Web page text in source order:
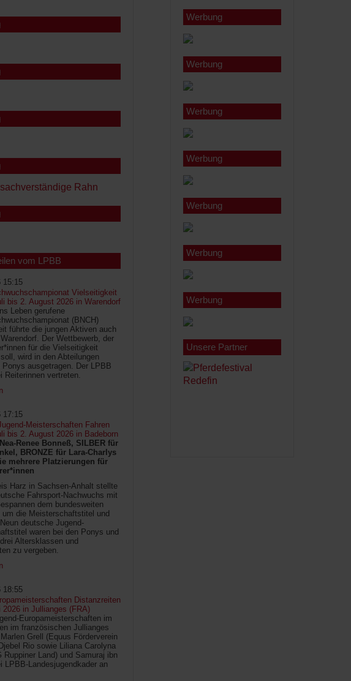
vom LPBB
15:15
Vielseitigkeit
bis 2. August 2026 in Warendorf
Leben gerufene
(BNCH)
führte die jungen Aktiven auch
Der Wettbewerb, der
für die Vielseitigkeit
wird in den Abteilungen
Ponys ausgetragen. Der LPBB
Reiterinnen vertreten.
17:15
Meisterschaften Fahren
bis 2. August 2026 in Badeborn
Renee Bonneß, SILBER für
BRONZE für Lara-Charlys
mehrere Platzierungen für
Harz in Sachsen-Anhalt stellte
Fahrsport-Nachwuchs mit
dem bundesweiten
die Meisterschaftstitel und
deutsche Jugend-
waren bei den Ponys und
Altersklassen und
zu vergeben.
18:55
Distanzreiten
2026 in Jullianges (FRA)
Europameisterschaften im
im französischen Jullianges
Grell (Equus Förderverein
Rio sowie Liliana Carolyna
Ruppiner Land) und Samuraj ibn
LPBB-Landesjugendkader an
Werbung
Werbung
Werbung
Werbung
Werbung
Werbung
Werbung
Unsere Partner